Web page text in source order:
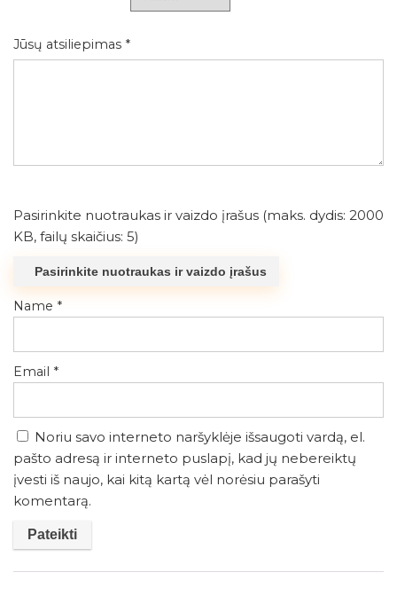
Jūsų atsiliepimas *
Pasirinkite nuotraukas ir vaizdo įrašus (maks. dydis: 2000
KB, failų skaičius: 5)
Pasirinkite nuotraukas ir vaizdo įrašus
Name *
Email *
Noriu savo interneto naršyklėje išsaugoti vardą, el.
pašto adresą ir interneto puslapį, kad jų nebereiktų
įvesti iš naujo, kai kitą kartą vėl norėsiu parašyti
komentarą.